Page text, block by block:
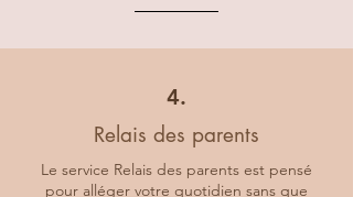
4.
Relais des parents
Le service Relais des parents est pensé
pour alléger votre quotidien sans que